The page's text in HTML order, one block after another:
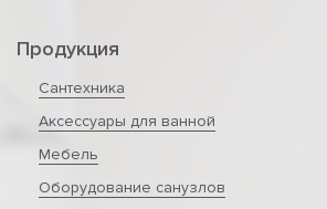
Продукция
Сантехника
Аксессуары для ванной
Мебель
Оборудование санузлов